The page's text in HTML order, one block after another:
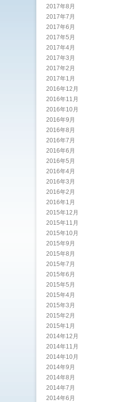
2017年8月
2017年7月
2017年6月
2017年5月
2017年4月
2017年3月
2017年2月
2017年1月
2016年12月
2016年11月
2016年10月
2016年9月
2016年8月
2016年7月
2016年6月
2016年5月
2016年4月
2016年3月
2016年2月
2016年1月
2015年12月
2015年11月
2015年10月
2015年9月
2015年8月
2015年7月
2015年6月
2015年5月
2015年4月
2015年3月
2015年2月
2015年1月
2014年12月
2014年11月
2014年10月
2014年9月
2014年8月
2014年7月
2014年6月